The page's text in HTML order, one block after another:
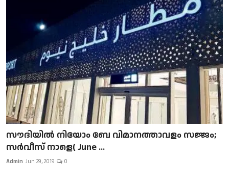
സൗദിയിൽ നിയോം ബേ വിമാനത്താവളം സജ്ജം;
സർവീസ് നാളെ( June ...
Admin Jun 29, 2019 0